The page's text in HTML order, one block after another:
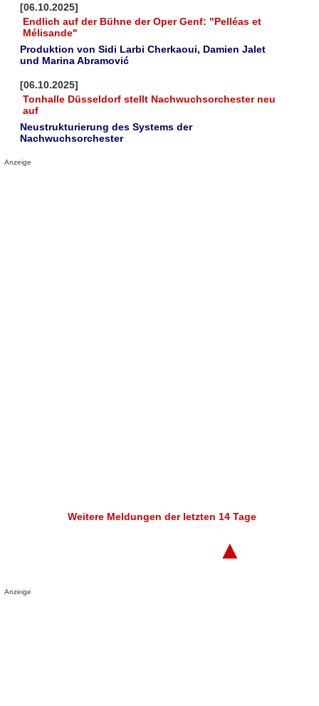
[06.10.2025]
Endlich auf der Bühne der Oper Genf: "Pelléas et
Mélisande"
Produktion von Sidi Larbi Cherkaoui, Damien Jalet
und Marina Abramović
[06.10.2025]
Tonhalle Düsseldorf stellt Nachwuchsorchester neu
auf
Neustrukturierung des Systems der
Nachwuchsorchester
Anzeige
Weitere Meldungen der letzten 14 Tage
▲
Anzeige